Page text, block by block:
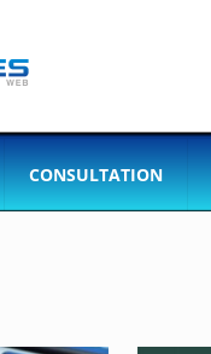
CONSULTATION